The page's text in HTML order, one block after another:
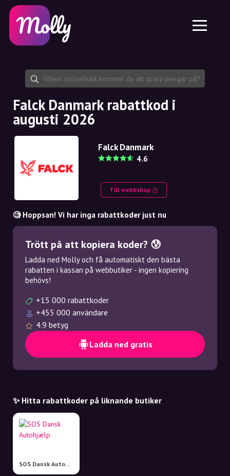
Hudvård
Hårvård
Dela rabattkod
Funktioner
Jobb
Om oss
Samarbete
Plattform
Molly till iPhone och iPad
Molly till Android
SE
EN
SE
NO
NL
Falck Danmark rabattkod i
augusti 2026
Falck Danmark
4.6
Till webbshop
🧐 Hoppsan! Vi har inga rabattkoder just nu
Trött på att kopiera koder? 😰
Ladda ned Molly och få automatiskt den bästa
rabatten i kassan på webbutiker - ingen kopiering
behövs!
+15 000 rabattkoder
+455 000 användare
4.9 betyg
Ladda ned gratis
✨ Hitta rabattkoder på liknande butiker
SOS Dansk Autohjælp